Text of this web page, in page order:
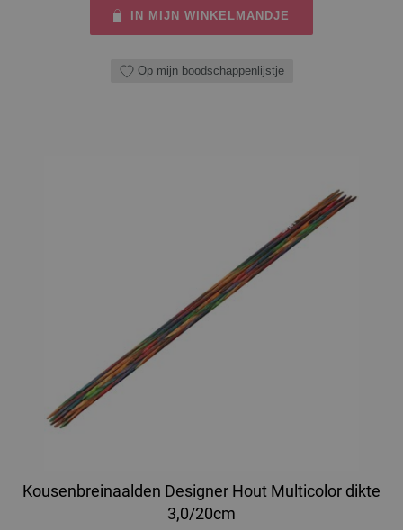
IN MIJN WINKELMANDJE
Op mijn boodschappenlijstje
Kousenbreinaalden Designer Hout Multicolor dikte
3,0/20cm